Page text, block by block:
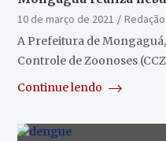
10 de março de 2021
A Prefeitura de
Controle de Zoonoses
Continue lendo